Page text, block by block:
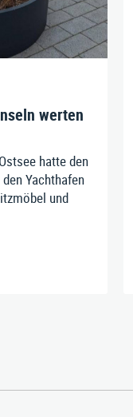
werten
hatte den
Yachthafen
und